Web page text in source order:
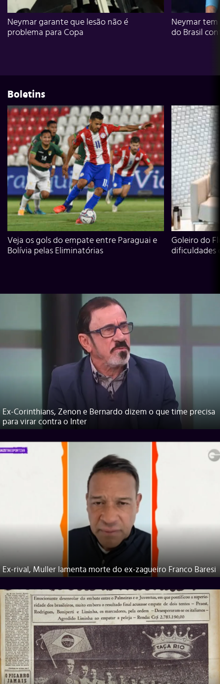
Neymar garante que lesão não é
problema para Copa
Neymar
do Brasil
Boletins
Veja os gols do empate entre Paraguai e
Bolívia pelas Eliminatórias
Goleiro do
dificuldades
Ex-Corinthians, Zenon e Bernardo dizem o que time precisa
para virar contra o Inter
Ex-rival, Muller lamenta morte do ex-zagueiro Franco Baresi